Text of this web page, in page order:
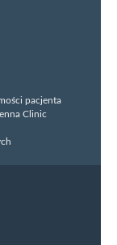
pacjenta
Clinic